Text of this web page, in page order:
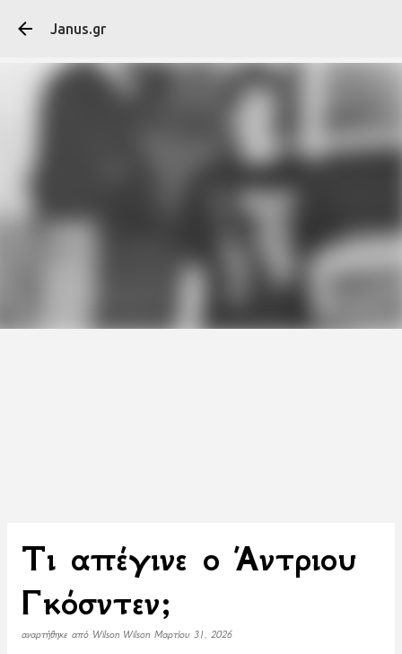
Janus.gr
Τι απέγινε ο Άντριου
Γκόσντεν;
αναρτήθηκε από Wilson Wilson Μαρτίου 31, 2026